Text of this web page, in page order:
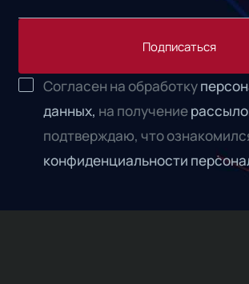
Подписаться
Согласен на обработку
данных, на получение
подтверждаю, что
конфиденциальности